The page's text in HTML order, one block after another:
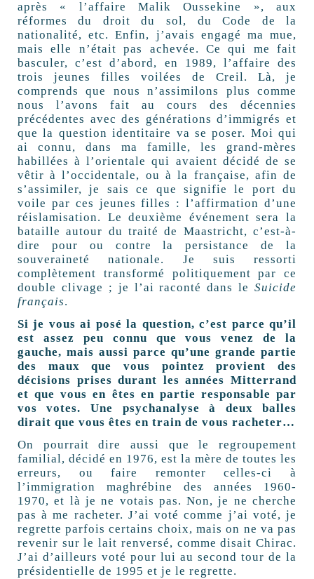
après « l’affaire Malik Oussekine », aux
réformes du droit du sol, du Code de la
nationalité, etc. Enfin, j’avais engagé ma mue,
mais elle n’était pas achevée. Ce qui me fait
basculer, c’est d’abord, en 1989, l’affaire des
trois jeunes filles voilées de Creil. Là, je
comprends que nous n’assimilons plus comme
nous l’avons fait au cours des décennies
précédentes avec des générations d’immigrés et
que la question identitaire va se poser. Moi qui
ai connu, dans ma famille, les grand-mères
habillées à l’orientale qui avaient décidé de se
vêtir à l’occidentale, ou à la française, afin de
s’assimiler, je sais ce que signifie le port du
voile par ces jeunes filles : l’affirmation d’une
réislamisation. Le deuxième événement sera la
bataille autour du traité de Maastricht, c’est-à-
dire pour ou contre la persistance de la
souveraineté nationale. Je suis ressorti
complètement transformé politiquement par ce
double clivage ; je l’ai raconté dans leSuicide
français.
Si je vous ai posé la question, c’est parce qu’il
est assez peu connu que vous venez de la
gauche, mais aussi parce qu’une grande partie
des maux que vous pointez provient des
décisions prises durant les années Mitterrand
et que vous en êtes en partie responsable par
vos votes. Une psychanalyse à deux balles
dirait que vous êtes en train de vous racheter…
On pourrait dire aussi que le regroupement
familial, décidé en 1976, est la mère de toutes les
erreurs, ou faire remonter celles-ci à
l’immigration maghrébine des années 1960-
1970, et là je ne votais pas. Non, je ne cherche
pas à me racheter. J’ai voté comme j’ai voté, je
regrette parfois certains choix, mais on ne va pas
revenir sur le lait renversé, comme disait Chirac.
J’ai d’ailleurs voté pour lui au second tour de la
présidentielle de 1995 et je le regrette.